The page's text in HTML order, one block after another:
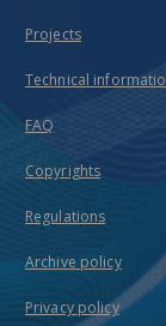
Projects
Technical
FAQ
Copyrights
Regulations
Archive policy
Privacy policy